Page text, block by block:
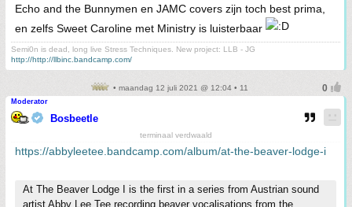
Echo and the Bunnymen en JAMC covers zijn toch best prima,
en zelfs Sweet Caroline met Ministry is luisterbaar
Semi0n is dead, long live Stress Techniques. New project: LLB - JG
http://http://llbinc.bandcamp.com/
• maandag 12 juli 2021 @ 12:04 • 11
Moderator
Bosbeetle
terminaal verdwaald
https://abbyleetee.bandcamp.com/album/at-the-beaver-lodge-i
At The Beaver Lodge I is the first in a series from Austrian sound
artist Abby Lee Tee recording beaver vocalisations from the